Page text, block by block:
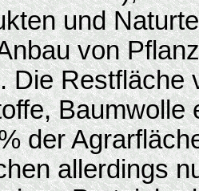
und
von
Die Restfläche
Baumwolle
der
allerdings